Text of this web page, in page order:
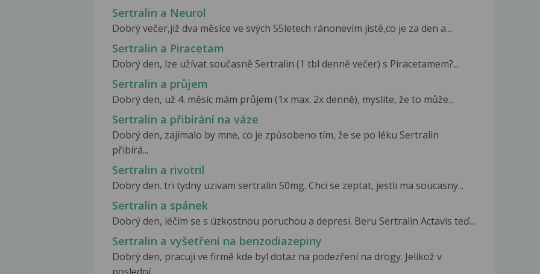
Sertralin a Neurol
Dobrý večer,již dva měsíce ve svých 55letech ránonevím jistě,co je za den a...
Sertralin a Piracetam
Dobrý den, lze užívat současně Sertralin (1 tbl denně večer) s Piracetamem?...
Sertralin a průjem
Dobrý den, už 4. měsíc mám průjem (1x max. 2x denně), myslíte, že to může...
Sertralin a přibírání na váze
Dobrý den, zajímalo by mne, co je způsobeno tím, že se po léku Sertralin
přibírá...
Sertralin a rivotril
Dobry den. tri tydny uzivam sertralin 50mg. Chci se zeptat, jestli ma soucasny...
Sertralin a spánek
Dobrý den, léčím se s úzkostnou poruchou a depresí. Beru Sertralin Actavis teď...
Sertralin a vyšetření na benzodiazepiny
Dobrý den, pracuji ve firmě kde byl dotaz na podezření na drogy. Jelikož v